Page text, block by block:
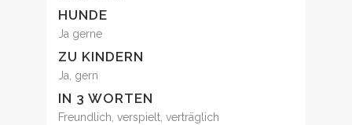
HUNDE
Ja gerne
ZU KINDERN
Ja, gern
IN 3 WORTEN
Freundlich, verspielt, verträglich